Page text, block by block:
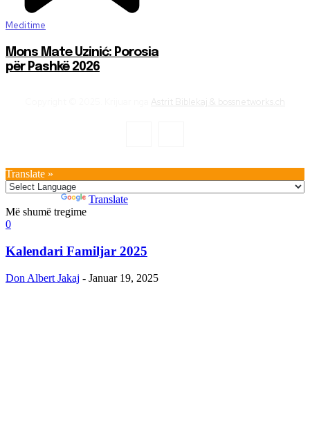
Meditime
Mons Mate Uzinić: Porosia
për Pashkë 2026
Translate »
Translate
Më shumë tregime
0
Kalendari Familjar 2025
Don Albert Jakaj - Januar 19, 2025